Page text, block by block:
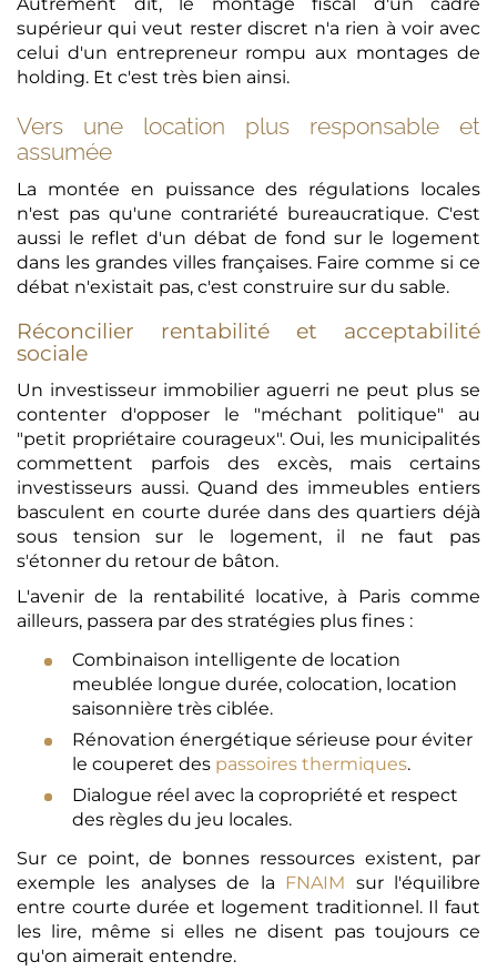
supérieur qui veut rester discret n'a rien à voir avec
celui d'un entrepreneur rompu aux montages de
holding. Et c'est très bien ainsi.
Vers une location plus responsable et
assumée
La montée en puissance des régulations locales
n'est pas qu'une contrariété bureaucratique. C'est
aussi le reflet d'un débat de fond sur le logement
dans les grandes villes françaises. Faire comme si ce
débat n'existait pas, c'est construire sur du sable.
Réconcilier rentabilité et acceptabilité
sociale
Un investisseur immobilier aguerri ne peut plus se
contenter d'opposer le "méchant politique" au
"petit propriétaire courageux". Oui, les municipalités
commettent parfois des excès, mais certains
investisseurs aussi. Quand des immeubles entiers
basculent en courte durée dans des quartiers déjà
sous tension sur le logement, il ne faut pas
s'étonner du retour de bâton.
L'avenir de la rentabilité locative, à Paris comme
ailleurs, passera par des stratégies plus fines :
Combinaison intelligente de location
meublée longue durée, colocation, location
saisonnière très ciblée.
Rénovation énergétique sérieuse pour éviter
le couperet des passoires thermiques.
Dialogue réel avec la copropriété et respect
des règles du jeu locales.
Sur ce point, de bonnes ressources existent, par
exemple les analyses de la FNAIM sur l'équilibre
entre courte durée et logement traditionnel. Il faut
les lire, même si elles ne disent pas toujours ce
qu'on aimerait entendre.